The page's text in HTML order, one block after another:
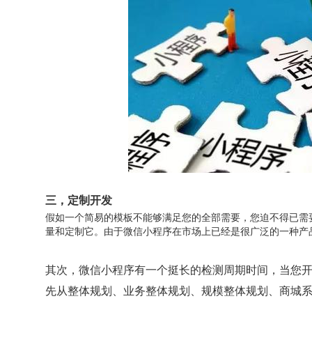
三，定制开发
假如一个简易的模板不能够满足您的全部需要，您迫不得已
量和定制它。由于微信小程序在市场上已经是很广泛的一
其次，微信小程序有一个挺长的检测周期时间，当您
先从整体规划、业务整体规划、规模整体规划、商城